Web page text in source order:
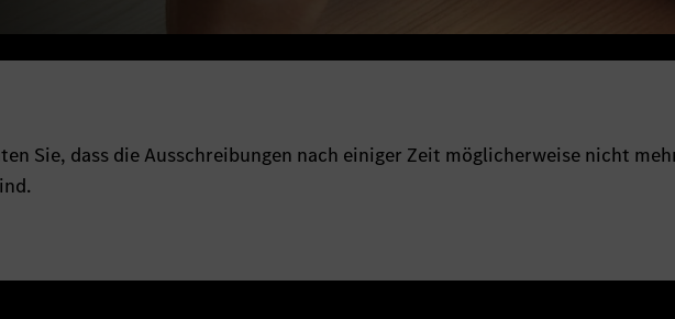
Sie, dass die Ausschreibungen nach einiger Zeit möglicherweise nicht